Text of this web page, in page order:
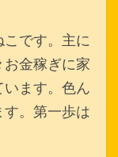
です。主に
金稼ぎに家
ます。色ん
。第一歩は